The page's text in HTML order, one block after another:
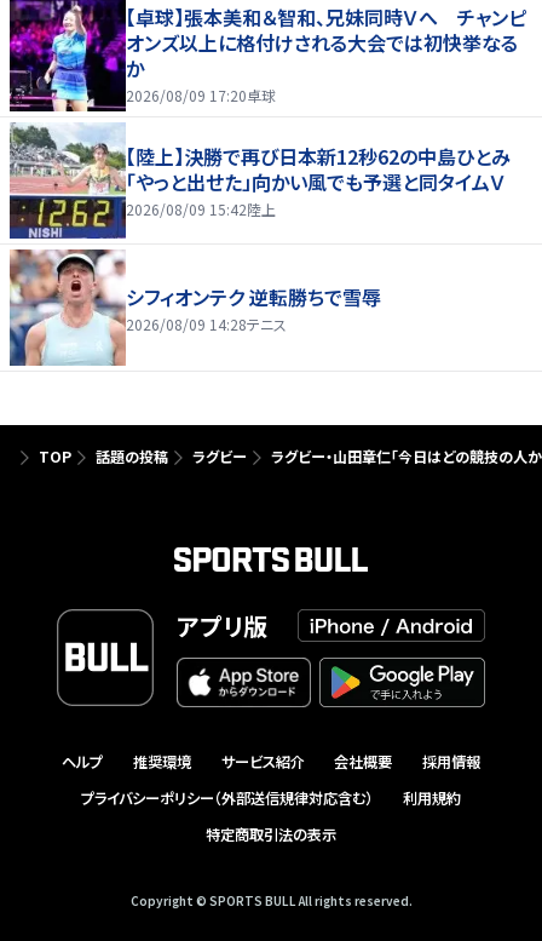
【卓球】張本美和＆智和、兄妹同時Ｖへ チャンピ
オンズ以上に格付けされる大会では初快挙なる
か
2026/08/09 17:20卓球
【陸上】決勝で再び日本新12秒62の中島ひとみ
「やっと出せた」向かい風でも予選と同タイムＶ
2026/08/09 15:42陸上
シフィオンテク 逆転勝ちで雪辱
2026/08/09 14:28テニス
TOP 話題の投稿 ラグビー ラグビー・山田章仁「今日はどの競技の人
アプリ版
ヘルプ 推奨環境 サービス紹介 会社概要
採用情報
プライバシーポリシー（外部送信規律対応含む）
利用規約
特定商取引法の表示
Copyright © SPORTS BULL All rights reserved.